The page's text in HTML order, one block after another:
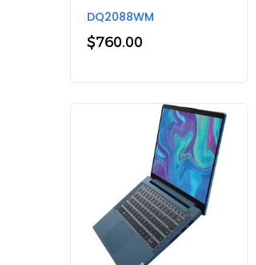
DQ2088WM
$760.00